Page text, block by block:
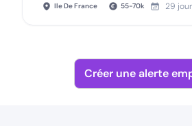
Ile De France 55-70k 29
Créer une alerte